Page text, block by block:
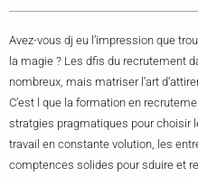
Avez-vous dj eu l’impression que
la magie ? Les dfis du recrutement
nombreux, mais matriser l’art
C’est l que la formation en
stratgies pragmatiques pour choisir
travail en constante volution, les
comptences solides pour sduire et